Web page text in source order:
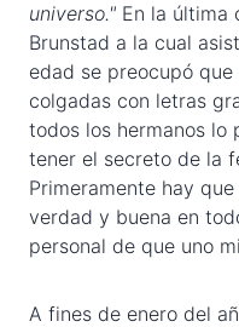
universo." En la última
Brunstad a la cual
edad se preocupó
colgadas con letras
todos los hermanos lo
tener el secreto de la
Primeramente hay
verdad y buena en
personal de que uno
A fines de enero del